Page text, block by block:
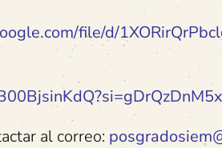
file/d/
al correo: